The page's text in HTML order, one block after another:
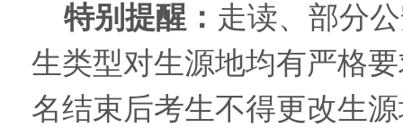
特别提醒： 走读、部分
生类型对生源地均有严格
名结束后考生不得更改生